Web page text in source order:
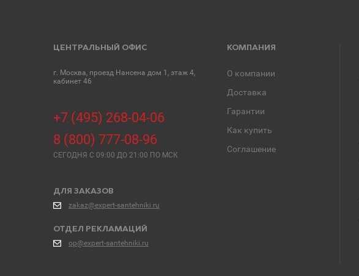
ЦЕНТРАЛЬНЫЙ ОФИС
г. Москва, проезд Нансена дом 1, этаж 4,
кабинет 46
+7 (495) 268-04-06
8 (800) 777-08-96
СЕГОДНЯ C 09:00 ДО 21:00 ПО МСК
ДЛЯ ЗАКАЗОВ
zakaz@expert-santehniki.ru
ОТДЕЛ РЕКЛАМАЦИЙ
op@expert-santehniki.ru
КОМПАНИЯ
О компании
Доставка
Гарантии
Как купить
Соглашение